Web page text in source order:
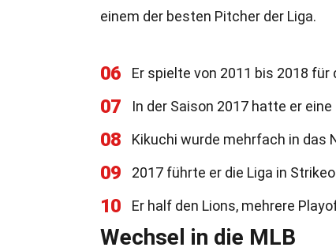
einem der besten Pitcher der Liga.
06 Er spielte von 2011 bis 2018 für
07 In der Saison 2017 hatte er
08 Kikuchi wurde mehrfach in das
09 2017 führte er die Liga in
10 Er half den Lions, mehrere
Wechsel in die MLB